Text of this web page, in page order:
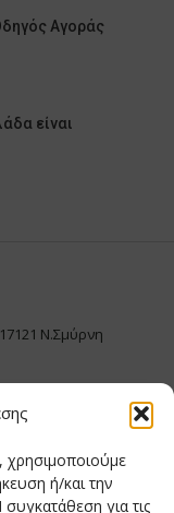
χρησιμοποιούμε
ή/και την
για τις
Αγοράς
είναι
Ν.Σμύρνη
Δημητριάδης